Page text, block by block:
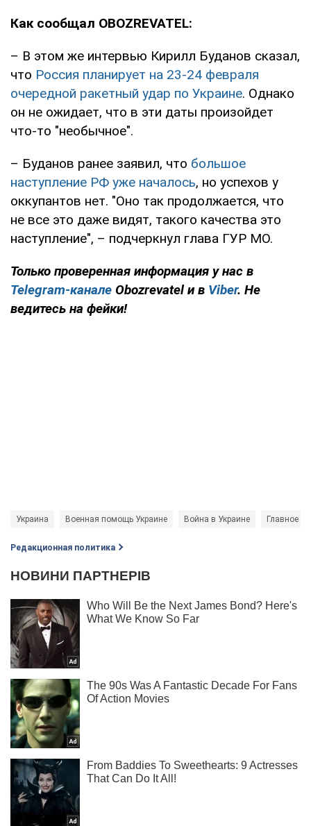
Как сообщал OBOZREVATEL:
– В этом же интервью Кирилл Буданов сказал,
что Россия планирует на 23-24 февраля
очередной ракетный удар по Украине. Однако
он не ожидает, что в эти даты произойдет
что-то "необычное".
– Буданов ранее заявил, что большое
наступление РФ уже началось, но успехов у
оккупантов нет. "Оно так продолжается, что
не все это даже видят, такого качества это
наступление", – подчеркнул глава ГУР МО.
Только проверенная информация у нас в
Telegram-канале Obozrevatel и в Viber. Не
ведитесь на фейки!
Украина Военная помощь Украине Война в Украине Главное
Редакционная политика